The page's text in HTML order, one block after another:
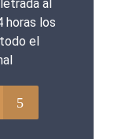
al
horas los
el